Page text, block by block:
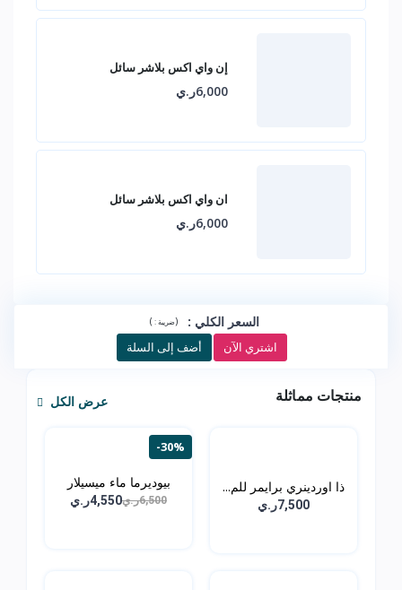
إن واي اكس بلاشر سائل
6,000ر.ي
ان واي اكس بلاشر سائل
6,000ر.ي
السعر الكلي :
(ضريبة :)
اشتري الآن أضف إلى السلة
منتجات مماثلة عرض الكل
ذا اوردينري برايمر للم...
7,500ر.ي
-30%
بيوديرما ماء ميسيلار
من...
6,500ر.ي 4,550ر.ي